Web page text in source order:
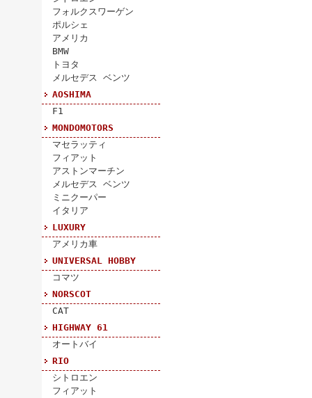
フォルクスワーゲン
ポルシェ
アメリカ
BMW
トヨタ
メルセデス ベンツ
AOSHIMA
F1
MONDOMOTORS
マセラッティ
フィアット
アストンマーチン
メルセデス ベンツ
ミニクーパー
イタリア
LUXURY
アメリカ車
UNIVERSAL HOBBY
コマツ
NORSCOT
CAT
HIGHWAY 61
オートバイ
RIO
シトロエン
フィアット